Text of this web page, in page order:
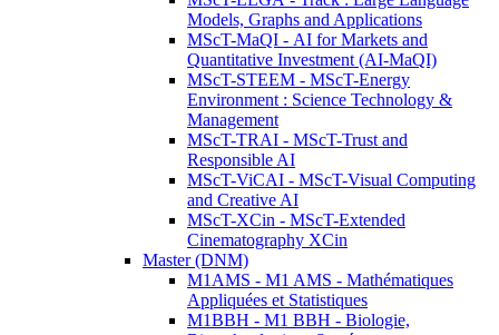
Models, Graphs and Applications
MScT-MaQI - AI for Markets and
Quantitative Investment (AI-MaQI)
MScT-STEEM - MScT-Energy
Environment : Science Technology &
Management
MScT-TRAI - MScT-Trust and
Responsible AI
MScT-ViCAI - MScT-Visual Computing
and Creative AI
MScT-XCin - MScT-Extended
Cinematography XCin
Master (DNM)
M1AMS - M1 AMS - Mathématiques
Appliquées et Statistiques
M1BBH - M1 BBH - Biologie,